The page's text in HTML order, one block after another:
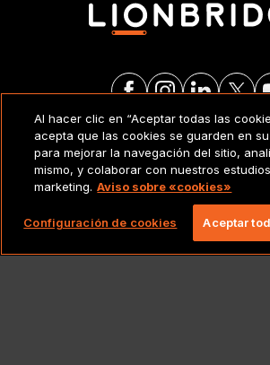
AVISO LEGAL
Copyright 2026 Lionbridge
Todos los derechos
Al hacer clic en “Aceptar todas las
acepta que las cookies se guarden en
para mejorar la navegación del sitio,
mismo, y colaborar con nuestros
marketing. Aviso sobre «cookies»
Configuración de cookies Aceptar